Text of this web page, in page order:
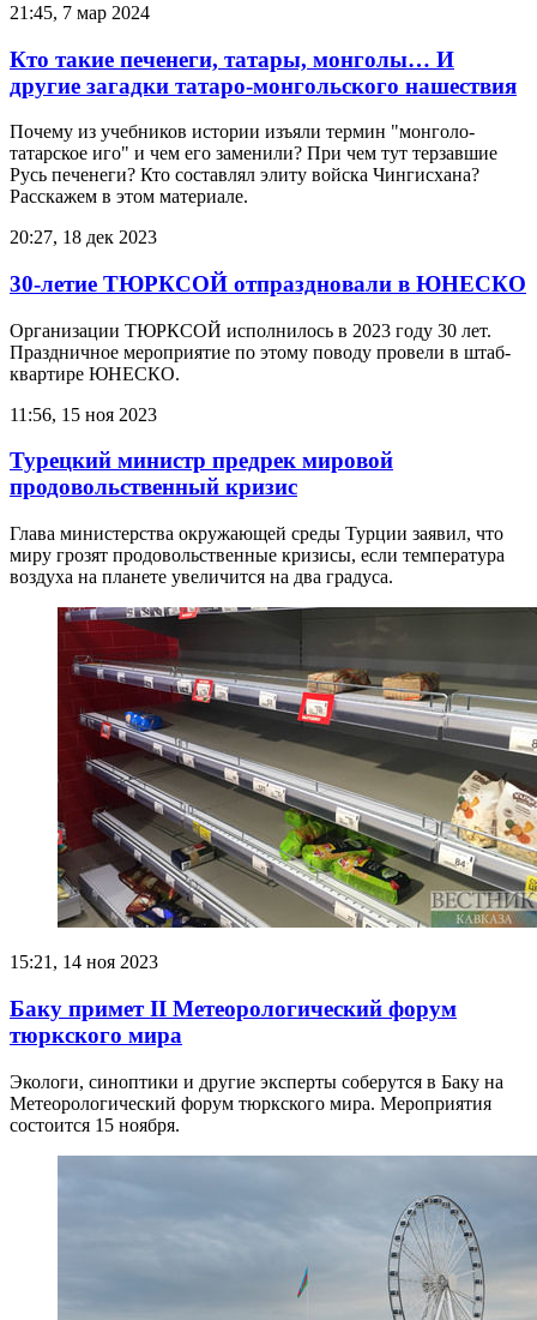
21:45, 7 мар 2024
Кто такие печенеги, татары, монголы… И
другие загадки татаро-монгольского нашествия
Почему из учебников истории изъяли термин "монголо-
татарское иго" и чем его заменили? При чем тут терзавшие
Русь печенеги? Кто составлял элиту войска Чингисхана?
Расскажем в этом материале.
20:27, 18 дек 2023
30-летие ТЮРКСОЙ отпраздновали в ЮНЕСКО
Организации ТЮРКСОЙ исполнилось в 2023 году 30 лет.
Праздничное мероприятие по этому поводу провели в штаб-
квартире ЮНЕСКО.
11:56, 15 ноя 2023
Турецкий министр предрек мировой
продовольственный кризис
Глава министерства окружающей среды Турции заявил, что
миру грозят продовольственные кризисы, если температура
воздуха на планете увеличится на два градуса.
15:21, 14 ноя 2023
Баку примет II Метеорологический форум
тюркского мира
Экологи, синоптики и другие эксперты соберутся в Баку на
Метеорологический форум тюркского мира. Мероприятия
состоится 15 ноября.